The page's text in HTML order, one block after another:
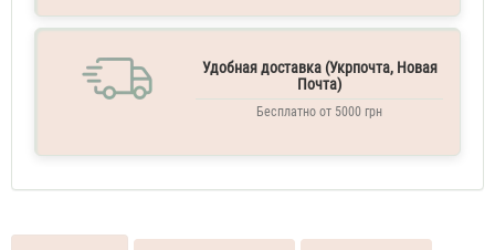
Удобная доставка (Укрпочта, Новая
Почта)
Бесплатно от 5000 грн